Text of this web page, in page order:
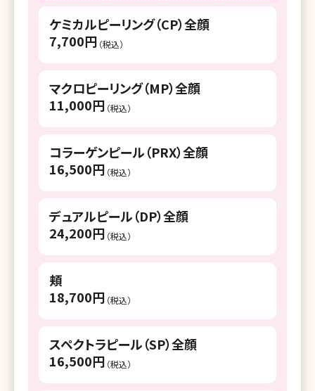
湘南美容クリニック 辻堂アカデミア
湘南美容クリニック 本厚木院
湘南美容クリニック 小田原院
湘南美容クリニック 長岡院
湘南美容クリニック 金沢院
湘南美容クリニック 福井院
湘南美容クリニック 甲府院
湘南美容クリニック 長野院
湘南美容クリニック 静岡院
ケミカルピーリング（CP）全顔
7,700円 （税込）
マクロピーリング（MP）全顔
11,000円 （税込）
コラーゲンピール（PRX）全顔
16,500円 （税込）
デュアルピール（DP）全顔
24,200円 （税込）
頬
18,700円 （税込）
スペクトラピール（SP）全顔
16,500円 （税込）